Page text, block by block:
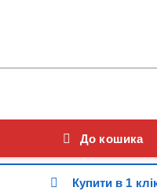
До кошика
Купити в 1